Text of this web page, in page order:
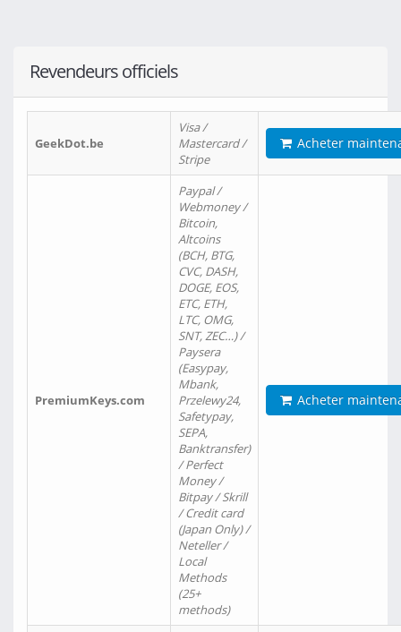
Revendeurs officiels
GeekDot.be
Visa /
Mastercard /
Stripe
Acheter
PremiumKeys.com
Paypal /
Webmoney /
Bitcoin,
Altcoins
(BCH, BTG,
CVC, DASH,
DOGE, EOS,
ETC, ETH,
LTC, OMG,
SNT, ZEC…) /
Paysera
(Easypay,
Mbank,
Przelewy24,
Safetypay,
SEPA,
Banktransfer)
/ Perfect
Money /
Bitpay / Skrill
/ Credit card
(Japan Only) /
Neteller /
Local
Methods
(25+
methods)
Acheter